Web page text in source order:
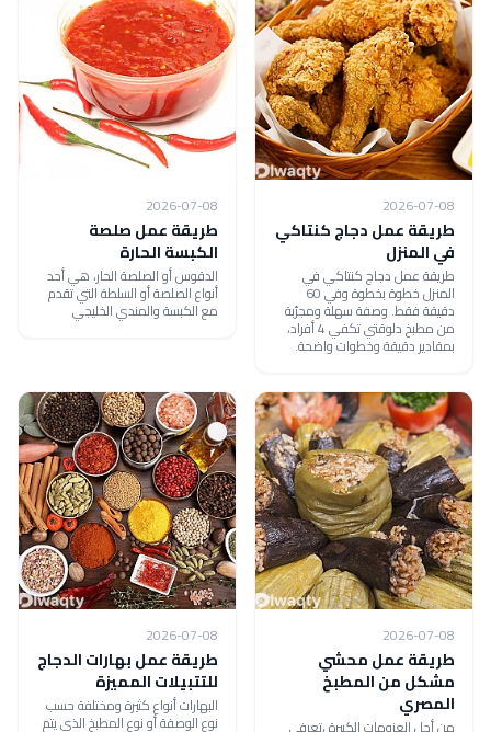
2026-07-08
طريقة عمل دجاج كنتاكي
في المنزل
طريقة عمل دجاج كنتاكي في
المنزل خطوة بخطوة وفي 60
دقيقة فقط. وصفة سهلة ومجرّبة
من مطبخ دلوقتي تكفي 4 أفراد،
بمقادير دقيقة وخطوات واضحة.
2026-07-08
طريقة عمل صلصة
الكبسة الحارة
الدقوس أو الصلصة الحار، هي أحد
أنواع الصلصة أو السلطة التي تقدم
مع الكبسة والمندي الخليجي
2026-07-08
طريقة عمل محشي
مشكل من المطبخ
المصري
من أجل العزومات الكبيرة ،تعرفي
2026-07-08
طريقة عمل بهارات الدجاج
للتتبيلات المميزة
البهارات أنواع كثيرة ومختلفة حسب
نوع الوصفة أو نوع المطبخ الذي يتم